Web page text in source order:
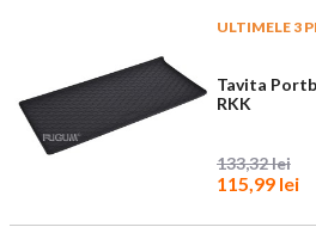
ULTIMELE 3
Tavita
RKK
133,32 lei
115,99 lei